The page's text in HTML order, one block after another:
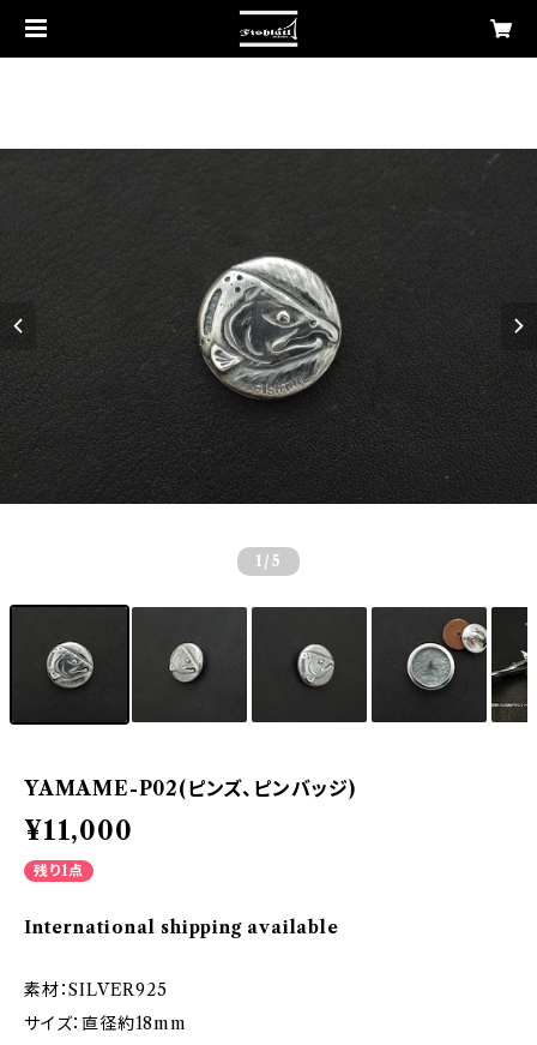
1 /5
YAMAME-P02(ピンズ、ピンバッジ)
¥11,000
残り1点
International shipping available
素材：SILVER925
サイズ：直径約18mm